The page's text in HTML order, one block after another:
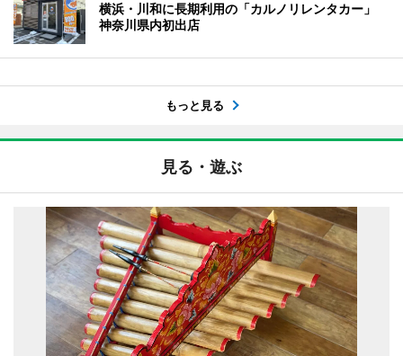
横浜・川和に長期利用の「カルノリレンタカー」
神奈川県内初出店
もっと見る
見る・遊ぶ